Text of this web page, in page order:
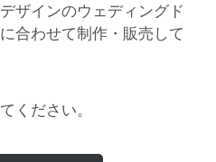
ザインのウェディングド
合わせて制作・販売して
ください。